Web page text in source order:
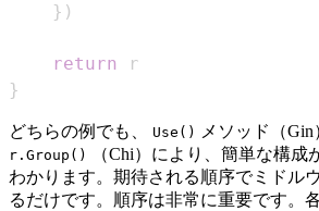
} )
return
}
どちらの例でも、 Use() メソッド（
r.Group()
（Chi）により、簡単な構成
わかります。期待される順序でミドル
るだけです。順序は非常に重要です。